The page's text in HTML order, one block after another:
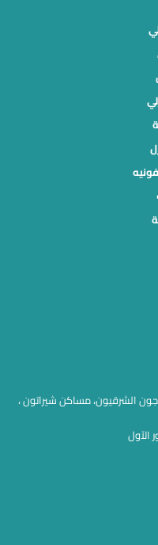
الشرقيون، مساكن شيراتون ،